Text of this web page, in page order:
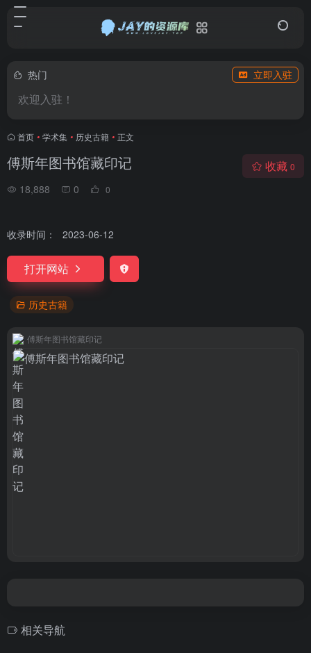
热门 立即入驻
欢迎入驻！
首页 • 学术集 • 历史古籍 • 正文
傅斯年图书馆藏印记
18,888 0 0
收藏 0
收录时间： 2023-06-12
打开网站
历史古籍
傅斯年图书馆藏印记
相关导航